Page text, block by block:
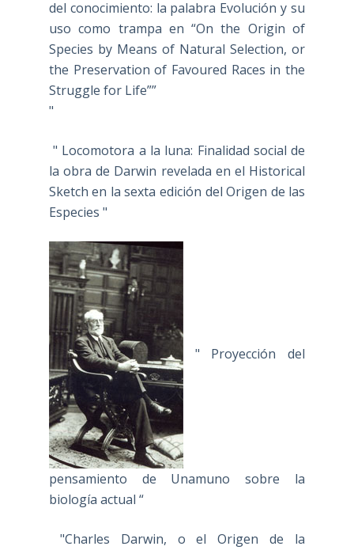
del conocimiento: la palabra Evolución y su
uso como trampa en “On the Origin of
Species by Means of Natural Selection, or
the Preservation of Favoured Races in the
Struggle for Life””
"
" Locomotora a la luna: Finalidad social de
la obra de Darwin revelada en el Historical
Sketch en la sexta edición del Origen de las
Especies "
" Proyección del
pensamiento de Unamuno sobre la
biología actual “
"Charles Darwin, o el Origen de la